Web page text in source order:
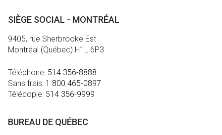
SIÈGE SOCIAL - MONTRÉAL
9405, rue Sherbrooke Est
Montréal (Québec) H1L 6P3
Téléphone: 514 356-8888
Sans frais: 1 800 465-0897
Télécopie: 514 356-9999
BUREAU DE QUÉBEC